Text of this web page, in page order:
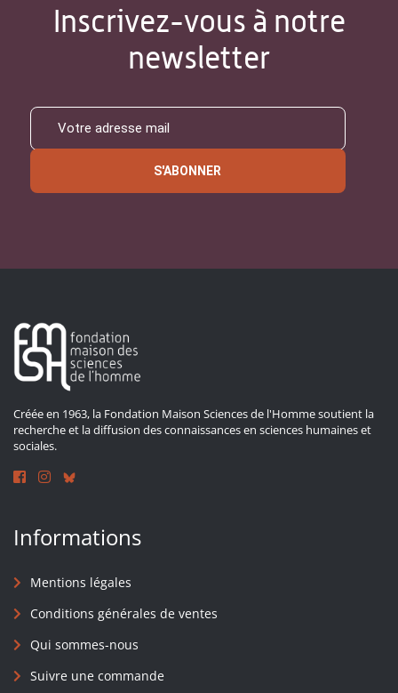
Inscrivez-vous à notre
newsletter
S'ABONNER
Créée en 1963, la Fondation Maison Sciences de l'Homme soutient la
recherche et la diffusion des connaissances en sciences humaines et
sociales.
Informations
Mentions légales
Conditions générales de ventes
Qui sommes-nous
Suivre une commande